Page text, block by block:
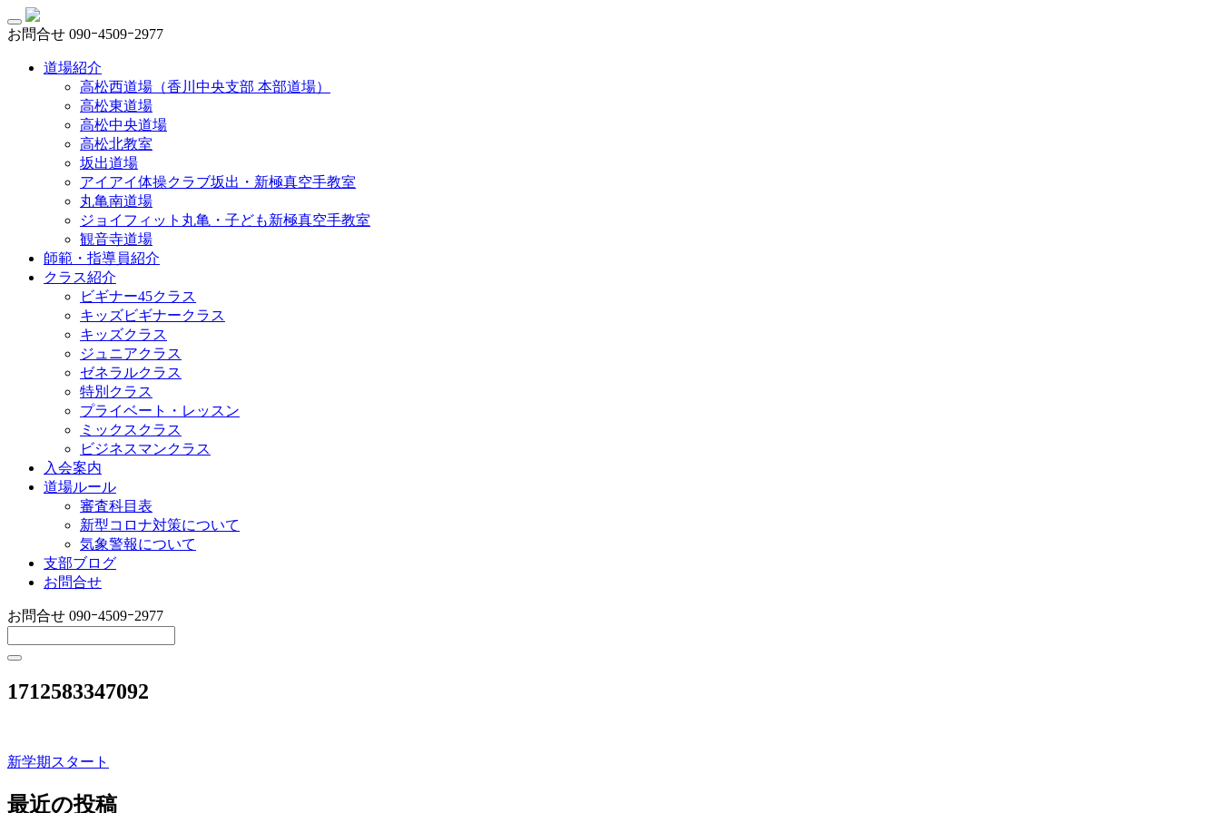
お問合せ 090ｰ4509ｰ2977
道場紹介
高松西道場（香川中央支部 本部道場）
高松東道場
高松中央道場
高松北教室
坂出道場
アイアイ体操クラブ坂出・新極真空手教室
丸亀南道場
ジョイフィット丸亀・子ども新極真空手教室
観音寺道場
師範・指導員紹介
クラス紹介
ビギナー45クラス
キッズビギナークラス
キッズクラス
ジュニアクラス
ゼネラルクラス
特別クラス
プライベート・レッスン
ミックスクラス
ビジネスマンクラス
入会案内
道場ルール
審査科目表
新型コロナ対策について
気象警報について
支部ブログ
お問合せ
お問合せ 090ｰ4509ｰ2977
1712583347092
投
稿
新学期スタート
最近の投稿